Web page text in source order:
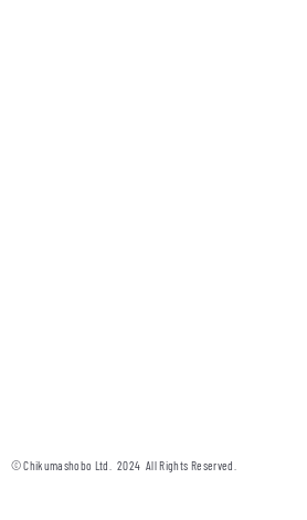
© Chikumashobo Ltd. 2024 All Rights Reserved.